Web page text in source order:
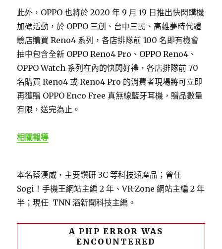
此外，OPPO 也將於 2020 年 9 月 19 日推出快閃購機
加碼活動，於 OPPO 三創、台中三民、高雄夢時代體
驗店購買 Reno4 系列，各店排隊前 100 名即有機會
抽中包含全新 OPPO Reno4 Pro、OPPO Reno4、
OPPO Watch 系列在內的快閃好禮，各店排隊前 70
名購買 Reno4 或 Reno4 Pro 的消費者現場將可立即
再獲贈 OPPO Enco Free 真無線藍牙耳機，贈品數量
有限，送完為止。
相關報導
本名蔡漢威，主要鑽研 3C 等科技類產品；曾任
Sogi！手機王網站主編 2 年、VR-Zone 網站主編 2 年
半；現任 TNN 滔新聞科技主編。
A PHP ERROR WAS
ENCOUNTERED